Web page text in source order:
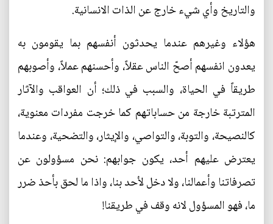
والتاريخ وأي شيء خارج عن الذات الانسانية.
هؤلاء وغيرهم عندما يحدثون أنفسهم بما يقومون به
يعدون انفسهم أصحّ الناس عقلاً، وأحسنهم عملاً، وأصوبهم
طريقاً في الحياة، والسبب في ذلك؛ أن العواقب والآثار
المترتبة خارجة من حساباتهم كما خرجت مفردات معنوية،
كالنصيحة، والتوبة، والتواصي، والإيثار، والتضحية، وعندما
يعترض عليهم أحد، يكون جوابهم: نحن مسؤولون عن
تصرفاتنا وأعمالنا، ولا دخل لأحد بنا، واذا ما لحق بأحذ ضرر
ما، فهو المسؤول لانه وقف في طريقنا!